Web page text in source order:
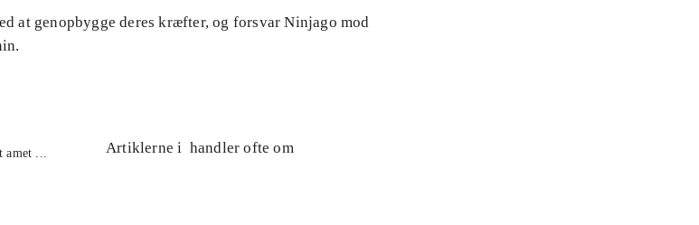
at genopbygge deres kræfter, og forsvar Ninjago mod
amet ...
Artiklerne i handler ofte om